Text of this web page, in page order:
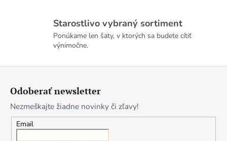
u
Starostlivo vybraný sortiment
Ponúkame len šaty, v ktorých sa budete cítiť
výnimočne.
Odoberať newsletter
Nezmeškajte žiadne novinky či zľavy!
Email